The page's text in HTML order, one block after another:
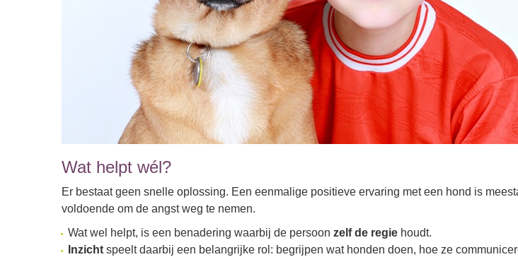
Wat helpt wél?
Er bestaat geen snelle oplossing. Een eenmalige positieve ervaring met een hond is
voldoende om de angst weg te nemen.
Wat wel helpt, is een benadering waarbij de persoon zelf de regie houdt.
Inzicht speelt daarbij een belangrijke rol: begrijpen wat honden doen, hoe ze